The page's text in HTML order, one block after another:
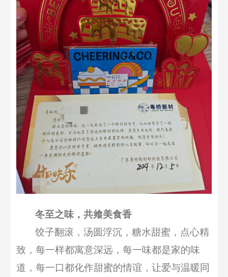
冬至之味，共飨美食香
饺子翻滚，汤圆浮沉，糖水甜蜜， 点心精
致，每一样都寓意深远， 每一味都是家的味
道，每一口都化作甜蜜的情谊，让爱与温暖同